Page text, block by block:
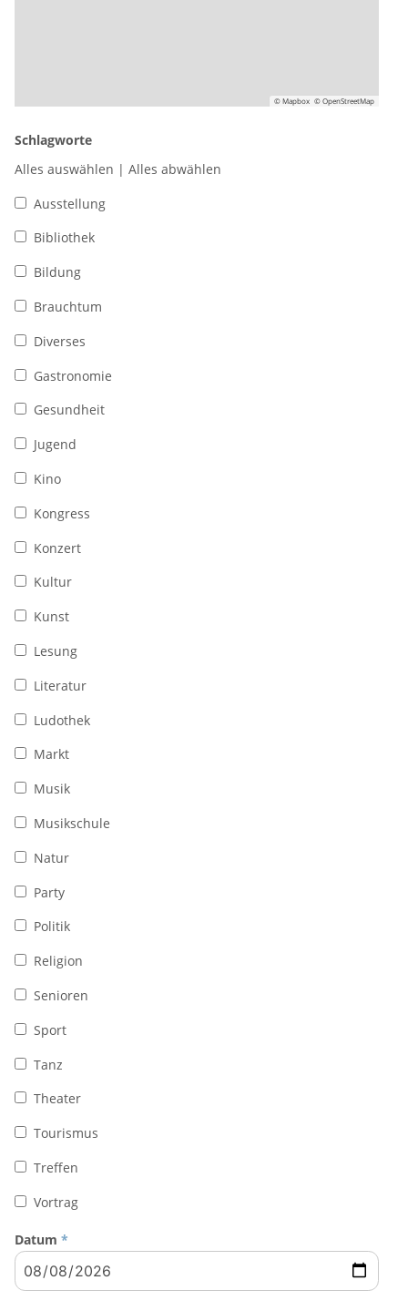
© Mapbox © OpenStreetMap
Schlagworte
Alles auswählen | Alles abwählen
Ausstellung
Bibliothek
Bildung
Brauchtum
Diverses
Gastronomie
Gesundheit
Jugend
Kino
Kongress
Konzert
Kultur
Kunst
Lesung
Literatur
Ludothek
Markt
Musik
Musikschule
Natur
Party
Politik
Religion
Senioren
Sport
Tanz
Theater
Tourismus
Treffen
Vortrag
Datum *